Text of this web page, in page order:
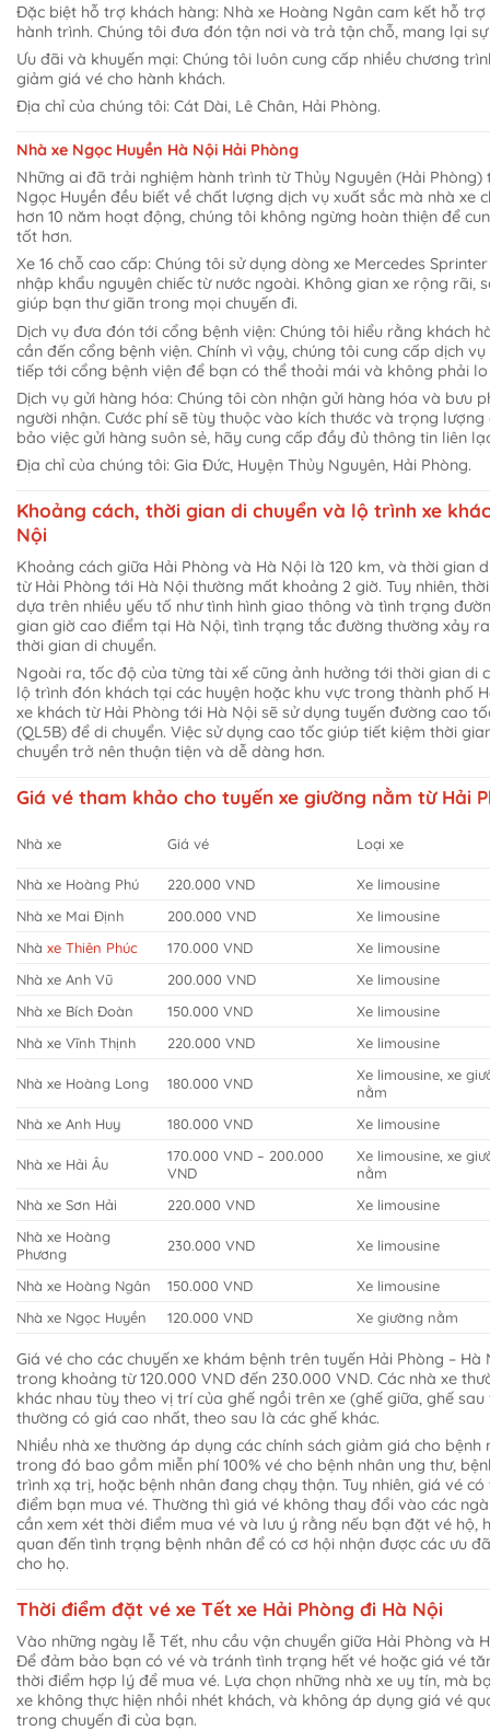
Đặc biệt hỗ trợ khách hàng: Nhà xe Hoàng Ngân cam kết hỗ
hành trình. Chúng tôi đưa đón tận nơi và trả tận chỗ, mang lại
Ưu đãi và khuyến mại: Chúng tôi luôn cung cấp nhiều chương
giảm giá vé cho hành khách.
Địa chỉ của chúng tôi: Cát Dài, Lê Chân, Hải Phòng.
Nhà xe Ngọc Huyền Hà Nội Hải Phòng
Những ai đã trải nghiệm hành trình từ Thủy Nguyên (Hải Phòng)
Ngọc Huyền đều biết về chất lượng dịch vụ xuất sắc mà nhà xe
hơn 10 năm hoạt động, chúng tôi không ngừng hoàn thiện để
tốt hơn.
Xe 16 chỗ cao cấp: Chúng tôi sử dụng dòng xe Mercedes
nhập khẩu nguyên chiếc từ nước ngoài. Không gian xe rộng rãi,
giúp bạn thư giãn trong mọi chuyến đi.
Dịch vụ đưa đón tới cổng bệnh viện: Chúng tôi hiểu rằng khách
cần đến cổng bệnh viện. Chính vì vậy, chúng tôi cung cấp dịch
tiếp tới cổng bệnh viện để bạn có thể thoải mái và không phải
Dịch vụ gửi hàng hóa: Chúng tôi còn nhận gửi hàng hóa và bưu
người nhận. Cước phí sẽ tùy thuộc vào kích thước và trọng
bảo việc gửi hàng suôn sẻ, hãy cung cấp đầy đủ thông tin liên
Địa chỉ của chúng tôi: Gia Đức, Huyện Thủy Nguyên, Hải Phòng.
Khoảng cách, thời gian di chuyển và lộ trình xe
Nội
Khoảng cách giữa Hải Phòng và Hà Nội là 120 km, và thời gian
từ Hải Phòng tới Hà Nội thường mất khoảng 2 giờ. Tuy nhiên,
dựa trên nhiều yếu tố như tình hình giao thông và tình trạng
gian giờ cao điểm tại Hà Nội, tình trạng tắc đường thường xảy
thời gian di chuyển.
Ngoài ra, tốc độ của từng tài xế cũng ảnh hưởng tới thời gian di
lộ trình đón khách tại các huyện hoặc khu vực trong thành phố
xe khách từ Hải Phòng tới Hà Nội sẽ sử dụng tuyến đường cao
(QL5B) để di chuyển. Việc sử dụng cao tốc giúp tiết kiệm thời
chuyển trở nên thuận tiện và dễ dàng hơn.
Giá vé tham khảo cho tuyến xe giường nằm từ Hải
Nhà xe Giá vé Loại xe
Nhà xe Hoàng Phú 220.000 VND
Xe limousine
Nhà xe Mai Định
200.000 VND
Xe limousine
Nhà xe Thiên Phúc 170.000 VND
Xe limousine
Nhà xe Anh Vũ
200.000 VND
Xe limousine
Nhà xe Bích Đoàn
150.000 VND
Xe limousine
Nhà xe Vĩnh Thịnh
220.000 VND Xe limousine
Nhà xe Hoàng Long 180.000 VND
Xe limousine, xe
nằm
Nhà xe Anh Huy
180.000 VND Xe limousine
Nhà xe Hải Âu
170.000 VND – 200.000
VND
Xe limousine, xe
nằm
Nhà xe Sơn Hải
220.000 VND
Xe limousine
Nhà xe Hoàng
Phương
230.000 VND Xe limousine
Nhà xe Hoàng Ngân 150.000 VND
Xe limousine
Nhà xe Ngọc Huyền
120.000 VND Xe giường nằm
Giá vé cho các chuyến xe khám bệnh trên tuyến Hải Phòng – Hà
trong khoảng từ 120.000 VND đến 230.000 VND. Các nhà xe
khác nhau tùy theo vị trí của ghế ngồi trên xe (ghế giữa, ghế sau
thường có giá cao nhất, theo sau là các ghế khác.
Nhiều nhà xe thường áp dụng các chính sách giảm giá cho bệnh
trong đó bao gồm miễn phí 100% vé cho bệnh nhân ung thư,
trình xạ trị, hoặc bệnh nhân đang chạy thận. Tuy nhiên, giá vé
điểm bạn mua vé. Thường thì giá vé không thay đổi vào các
cần xem xét thời điểm mua vé và lưu ý rằng nếu bạn đặt vé hộ,
quan đến tình trạng bệnh nhân để có cơ hội nhận được các ưu
cho họ.
Thời điểm đặt vé xe Tết xe Hải Phòng đi Hà Nội
Vào những ngày lễ Tết, nhu cầu vận chuyển giữa Hải Phòng và
Để đảm bảo bạn có vé và tránh tình trạng hết vé hoặc giá vé
thời điểm hợp lý để mua vé. Lựa chọn những nhà xe uy tín, mà
xe không thực hiện nhồi nhét khách, và không áp dụng giá vé
trong chuyến đi của bạn.